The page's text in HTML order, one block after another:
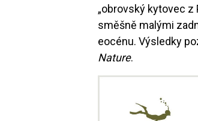
„obrovský kytovec z
směšně malými
eocénu. Výsledky
Nature.